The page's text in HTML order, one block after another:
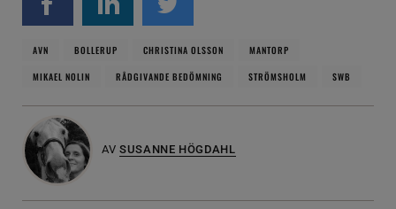
AVN BOLLERUP CHRISTINA OLSSON
MANTORP
MIKAEL NOLIN
RÅDGIVANDE BEDÖMNING STRÖMSHOLM SWB
AV SUSANNE HÖGDAHL